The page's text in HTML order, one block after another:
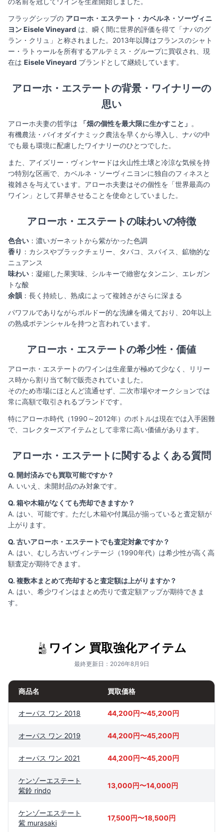
フラッグシップの アローホ・エステート・カベルネ・ソーヴィニ
ヨン Eisele Vineyard は、瞬く間に世界的評価を得て「ナパのグ
ラン・クリュ」と称されました。2013年以降はフランスのシャト
ー・ラトゥールを所有するアルテミス・グループに買収され、現
在は Eisele Vineyard ブランドとして継続しています。
アローホ・エステートの背景・ワイナリーの
思い
アローホ夫妻の哲学は 「畑の個性を最大限に生かすこと」 。
有機農法・バイオダイナミック農法を早くから導入し、ナパの中
でも最も環境に配慮したワイナリーのひとつでした。
また、アイズリー・ヴィンヤードは火山性土壌と冷涼な気候を持
つ特別な区画で、カベルネ・ソーヴィニヨンに独自のフィネスと
複雑さを与えています。アローホ夫妻はその個性を「世界最高の
ワイン」として昇華させることを使命としていました。
アローホ・エステートの味わいの特徴
色合い ：濃いガーネットから紫がかった色調
香り ：カシスやブラックチェリー、タバコ、スパイス、鉱物的な
ニュアンス
味わい ：凝縮した果実味、シルキーで緻密なタンニン、エレガン
トな酸
余韻 ：長く持続し、熟成によって複雑さがさらに深まる
パワフルでありながらボルドー的な洗練を備えており、20年以上
の熟成ポテンシャルを持つと言われています。
アローホ・エステートの希少性・価値
アローホ・エステートのワインは生産量が極めて少なく、リリー
ス時から割り当て制で販売されていました。
そのため市場にほとんど流通せず、二次市場やオークションでは
常に高額で取引されるブランドです。
特にアローホ時代（1990～2012年）のボトルは現在では入手困難
で、コレクターズアイテムとして非常に高い価値があります。
アローホ・エステートに関するよくある質問
Q. 開封済みでも買取可能ですか？
A. いいえ、未開封品のみ対象です。
Q. 箱や木箱がなくても売却できますか？
A. はい、可能です。ただし木箱や付属品が揃っていると査定額が
上がります。
Q. 古いアローホ・エステートでも査定対象ですか？
A. はい、むしろ古いヴィンテージ（1990年代）は希少性が高く高
額査定が期待できます。
Q. 複数本まとめて売却すると査定額は上がりますか？
A. はい、希少ワインはまとめ売りで査定額アップが期待できま
す。
ワイン 買取強化アイテム
最終更新日：2026年8月9日
商品名 買取価格
オーパス ワン 2018 44,200円〜45,200円
オーパス ワン 2019 44,200円〜45,200円
オーパス ワン 2021 44,200円〜45,200円
ケンゾーエステート
紫鈴 rindo
13,000円〜14,000円
ケンゾーエステート
紫 murasaki
17,500円〜18,500円